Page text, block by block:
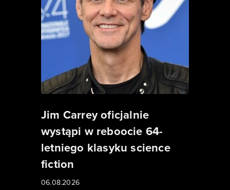
Jim Carrey oficjalnie
wystąpi w reboocie 64-
letniego klasyku science
fiction
06.08.2026